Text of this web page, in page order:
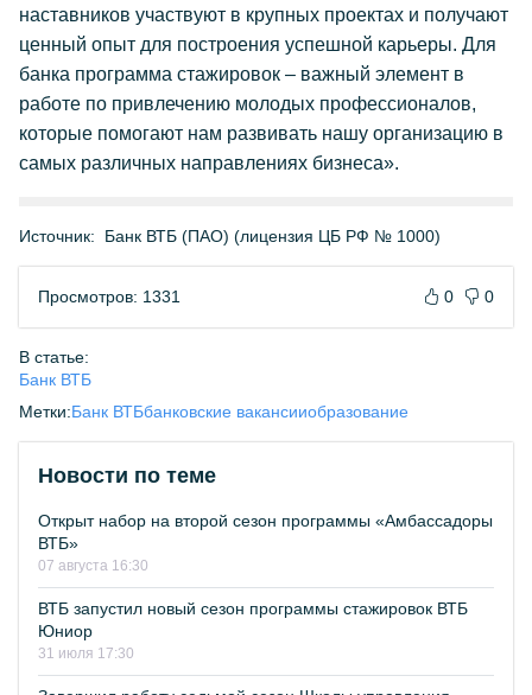
наставников участвуют в крупных проектах и получают
ценный опыт для построения успешной карьеры. Для
банка программа стажировок – важный элемент в
работе по привлечению молодых профессионалов,
которые помогают нам развивать нашу организацию в
самых различных направлениях бизнеса».
Источник: Банк ВТБ (ПАО) (лицензия ЦБ РФ № 1000)
Просмотров: 1331 0 0
В статье:
Банк ВТБ
Метки:Банк ВТБбанковские вакансииобразование
Новости по теме
Открыт набор на второй сезон программы «Амбассадоры
ВТБ»
07 августа 16:30
ВТБ запустил новый сезон программы стажировок ВТБ
Юниор
31 июля 17:30